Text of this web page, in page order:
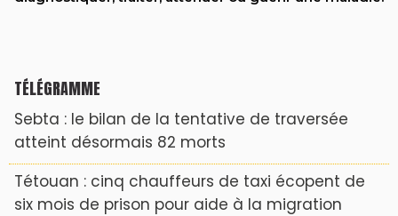
TÉLÉGRAMME
Sebta : le bilan de la tentative de traversée
atteint désormais 82 morts
Tétouan : cinq chauffeurs de taxi écopent de
six mois de prison pour aide à la migration